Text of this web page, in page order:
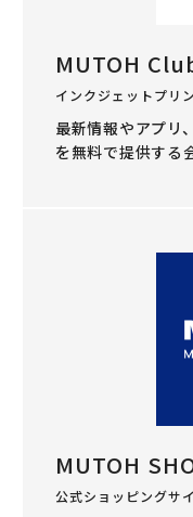
MUTOH
インクジェットプリ
最新情報やアプリ
を無料で提供する
MUTOH
公式ショッピングサ